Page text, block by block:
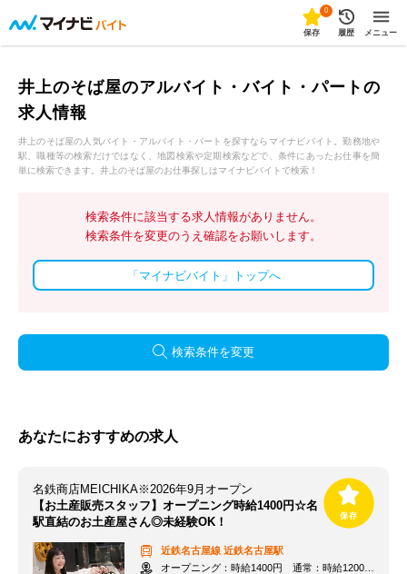
0
保存 履歴 メニュー
井上のそば屋のアルバイト・バイト・パートの
求人情報
井上のそば屋の人気バイト・アルバイト・パートを探すならマイナビバイト。勤務地や
駅、職種等の検索だけではなく、地図検索や定期検索などで、条件にあったお仕事を簡
単に検索できます。井上のそば屋のお仕事探しはマイナビバイトで検索！
検索条件に該当する求人情報がありません。
検索条件を変更のうえ確認をお願いします。
「マイナビバイト」トップへ
検索条件を変更
あなたにおすすめの求人
名鉄商店MEICHIKA※2026年9月オープン
【お土産販売スタッフ】オープニング時給1400円☆名
駅直結のお土産屋さん◎未経験OK！
近鉄名古屋線 近鉄名古屋駅
オープニング：時給1400円 通常：時給1200円～＋交通費全額支給